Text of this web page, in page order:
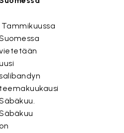
Tammikuussa
Suomessa
teemakuukausi
Säbäkuu.
Säbäkuu